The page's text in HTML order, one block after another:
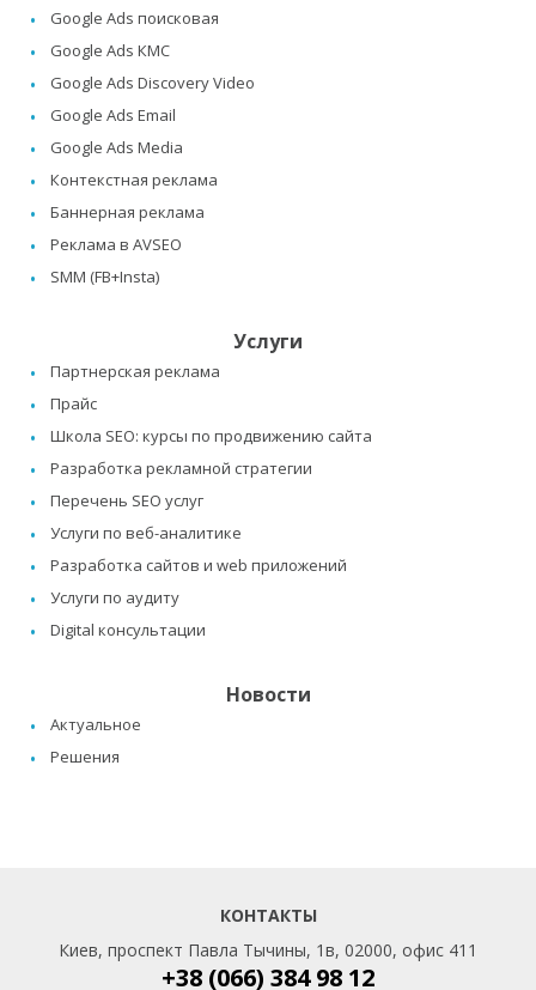
Google Ads поисковая
Google Ads КМС
Google Ads Discovery Video
Google Ads Email
Google Ads Media
Контекстная реклама
Баннерная реклама
Реклама в AVSEO
SMM (FB+Insta)
Услуги
Партнерская реклама
Прайс
Школа SEO: курсы по продвижению сайта
Разработка рекламной стратегии
Перечень SEO услуг
Услуги по веб-аналитике
Разработка сайтов и web приложений
Услуги по аудиту
Digital консультации
Новости
Актуальное
Решения
КОНТАКТЫ
Киев, проспект Павла Тычины, 1в, 02000, офис 411
+38 (066) 384 98 12